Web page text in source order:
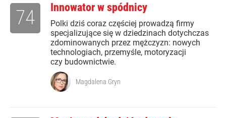
Innowator w spódnicy
Polki dziś coraz częściej prowadzą firmy
specjalizujące się w dziedzinach dotychczas
zdominowanych przez mężczyzn: nowych
technologiach, przemyśle, motoryzacji
czy budownictwie.
74
Magdalena Gryn